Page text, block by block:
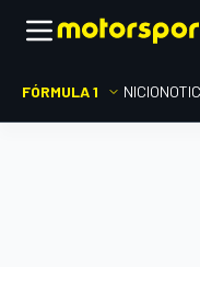
FÓRMULA 1 INICIO